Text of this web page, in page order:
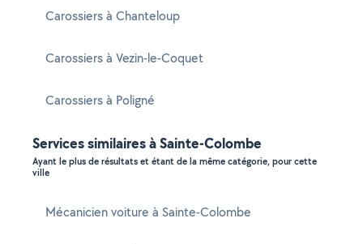
Carossiers à Chanteloup
Carossiers à Vezin-le-Coquet
Carossiers à Poligné
Services similaires à Sainte-Colombe
Ayant le plus de résultats et étant de la même catégorie, pour cette
ville
Mécanicien voiture à Sainte-Colombe